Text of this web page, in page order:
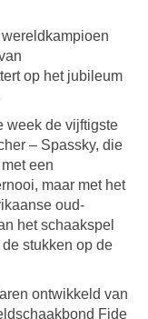
op het jubileum
week de vijftigste
– Spassky, die
een
maar met het
oud-
het schaakspel
stukken op de
ontwikkeld van
Fide